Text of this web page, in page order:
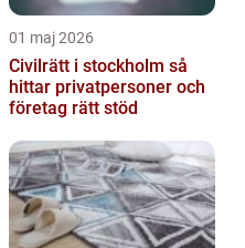
01 maj 2026
Civilrätt i stockholm så
hittar privatpersoner och
företag rätt stöd